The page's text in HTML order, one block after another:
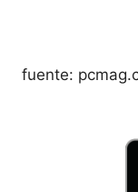
fuente: